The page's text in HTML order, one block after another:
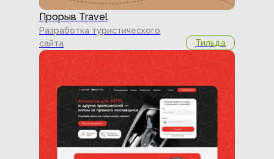
Прорыв Travel
Разработка туристического
сайта
Тильда